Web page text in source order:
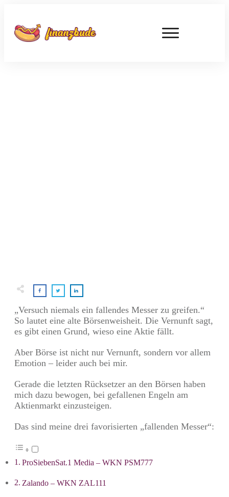
„Versuch niemals ein fallendes Messer zu greifen.“
So lautet eine alte Börsenweisheit. Die Vernunft sagt,
es gibt einen Grund, wieso eine Aktie fällt.
Aber Börse ist nicht nur Vernunft, sondern vor allem
Emotion – leider auch bei mir.
Gerade die letzten Rücksetzer an den Börsen haben
mich dazu bewogen, bei gefallenen Engeln am
Aktienmarkt einzusteigen.
Das sind meine drei favorisierten „fallenden Messer“:
ProSiebenSat.1 Media – WKN PSM777
Zalando – WKN ZAL111